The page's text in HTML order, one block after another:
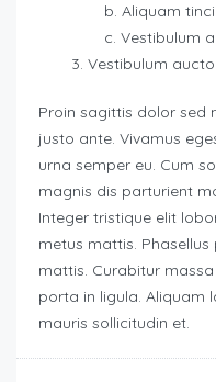
Aliquam
Vestibulum
Vestibulum
Proin sagittis dolor sed
justo ante. Vivamus
urna semper eu. Cum
magnis dis parturient
Integer tristique elit
metus mattis.
mattis. Curabitur
porta in ligula. Aliquam
mauris sollicitudin et.